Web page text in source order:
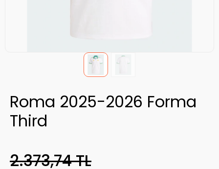
Roma 2025-2026 Forma
Third
2.373,74 TL